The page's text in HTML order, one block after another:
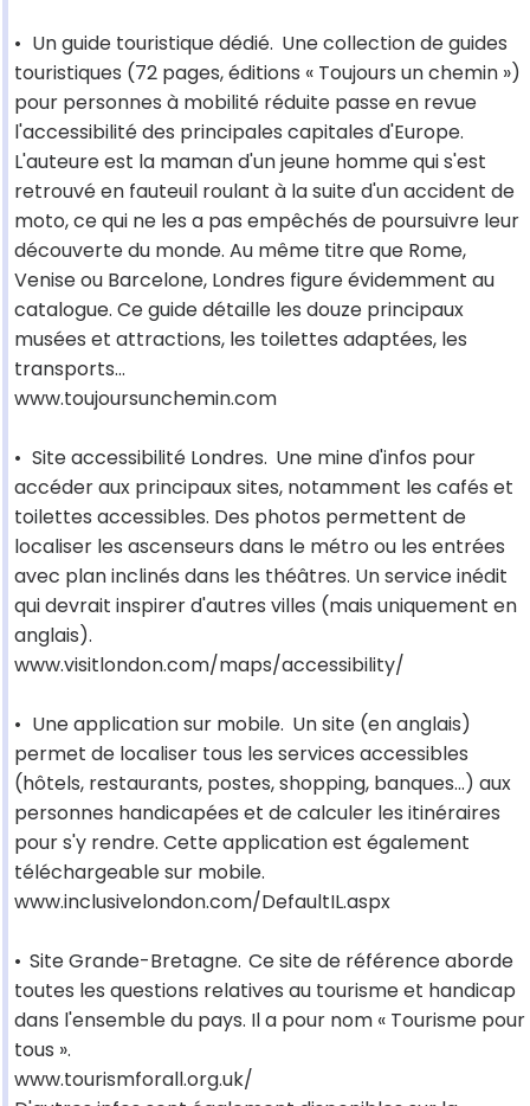
• Un guide touristique dédié. Une collection de guides
touristiques (72 pages, éditions « Toujours un chemin »)
pour personnes à mobilité réduite passe en revue
l'accessibilité des principales capitales d'Europe.
L'auteure est la maman d'un jeune homme qui s'est
retrouvé en fauteuil roulant à la suite d'un accident de
moto, ce qui ne les a pas empêchés de poursuivre leur
découverte du monde. Au même titre que Rome,
Venise ou Barcelone, Londres figure évidemment au
catalogue. Ce guide détaille les douze principaux
musées et attractions, les toilettes adaptées, les
transports...
www.toujoursunchemin.com
• Site accessibilité Londres. Une mine d'infos pour
accéder aux principaux sites, notamment les cafés et
toilettes accessibles. Des photos permettent de
localiser les ascenseurs dans le métro ou les entrées
avec plan inclinés dans les théâtres. Un service inédit
qui devrait inspirer d'autres villes (mais uniquement en
anglais).
www.visitlondon.com/maps/accessibility/
• Une application sur mobile. Un site (en anglais)
permet de localiser tous les services accessibles
(hôtels, restaurants, postes, shopping, banques...) aux
personnes handicapées et de calculer les itinéraires
pour s'y rendre. Cette application est également
téléchargeable sur mobile.
www.inclusivelondon.com/DefaultIL.aspx
• Site Grande-Bretagne. Ce site de référence aborde
toutes les questions relatives au tourisme et handicap
dans l'ensemble du pays. Il a pour nom « Tourisme pour
tous ».
www.tourismforall.org.uk/